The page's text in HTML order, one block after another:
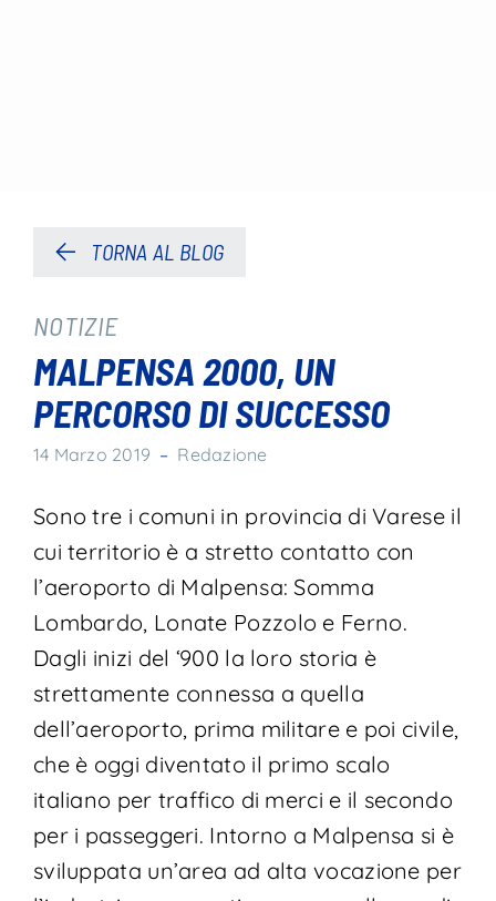
TORNA AL BLOG
NOTIZIE
MALPENSA 2000, UN
PERCORSO DI SUCCESSO
14 Marzo 2019 – Redazione
Sono tre i comuni in provincia di Varese il
cui territorio è a stretto contatto con
l’aeroporto di Malpensa: Somma
Lombardo, Lonate Pozzolo e Ferno.
Dagli inizi del ‘900 la loro storia è
strettamente connessa a quella
dell’aeroporto, prima militare e poi civile,
che è oggi diventato il primo scalo
italiano per traffico di merci e il secondo
per i passeggeri. Intorno a Malpensa si è
sviluppata un’area ad alta vocazione per